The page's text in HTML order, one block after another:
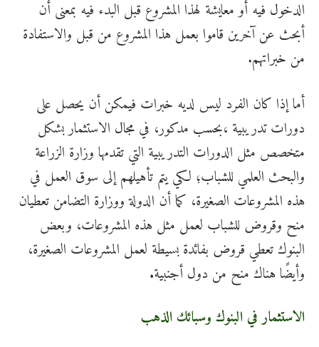
الدخول فيه أو معايشة لهذا المشروع قبل البدء فيه بمعنى أن
أبحث عن آخرين قاموا بعمل هذا المشروع من قبل والاستفادة
من خبراتهم.
أما إذا كان الفرد ليس لديه خبرات فيمكن أن يحصل على
دورات تدريبية ،بحسب مدكور، في مجال الاستثمار بشكل
متخصص مثل الدورات التدريبية التي تقدمها وزارة الزراعة
والبحث العلمي للشباب؛ لكي يتم تأهيلهم إلى سوق العمل في
هذه المشروعات الصغيرة، كما أن الدولة ووزارة التضامن تعطيان
منح وقروض للشباب لعمل مثل هذه المشروعات، وبعض
البنوك تعطي قروض بفائدة بسيطة لعمل المشروعات الصغيرة،
وأيضًا هناك منح من دول أجنبية.
الاستثمار في البنوك وسبائك الذهب